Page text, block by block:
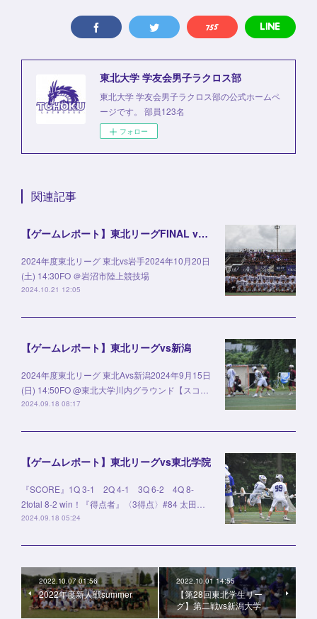
東北大学 学友会男子ラクロス部
東北大学 学友会男子ラクロス部の公式ホームペ
ージです。 部員123名
フォロー
関連記事
【ゲームレポート】東北リーグFINAL vs岩手
2024年度東北リーグ 東北vs岩手2024年10月20日
(土) 14:30FO ＠岩沼市陸上競技場
2024.10.21 12:05
【ゲームレポート】東北リーグvs新潟
2024年度東北リーグ 東北Avs新潟2024年9月15日
(日) 14:50FO @東北大学川内グラウンド【スコ…
2024.09.18 08:17
【ゲームレポート】東北リーグvs東北学院
『SCORE』1Q 3-1 2Q 4-1 3Q 6-2 4Q 8-
2total 8-2 win！『得点者』〈3得点〉#84 太田…
2024.09.18 05:24
2022.10.07 01:56
2022年度新人戦summer
2022.10.01 14:55
【第28回東北学生リー
グ】第二戦vs新潟大学